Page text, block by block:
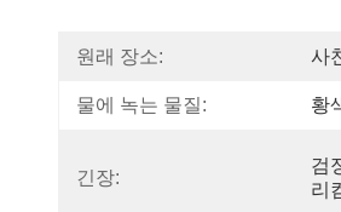
원래 장소: 사
물에 녹는 물질: 황
긴장:
검
리